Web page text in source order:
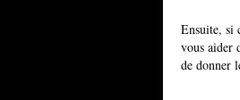
Ensuite, si
vous aider
de donner